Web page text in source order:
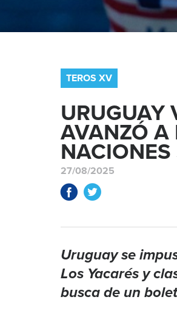
TEROS XV
URUGUAY
AVANZÓ A
27/08/2025
Uruguay se
Los Yacarés y
busca de un